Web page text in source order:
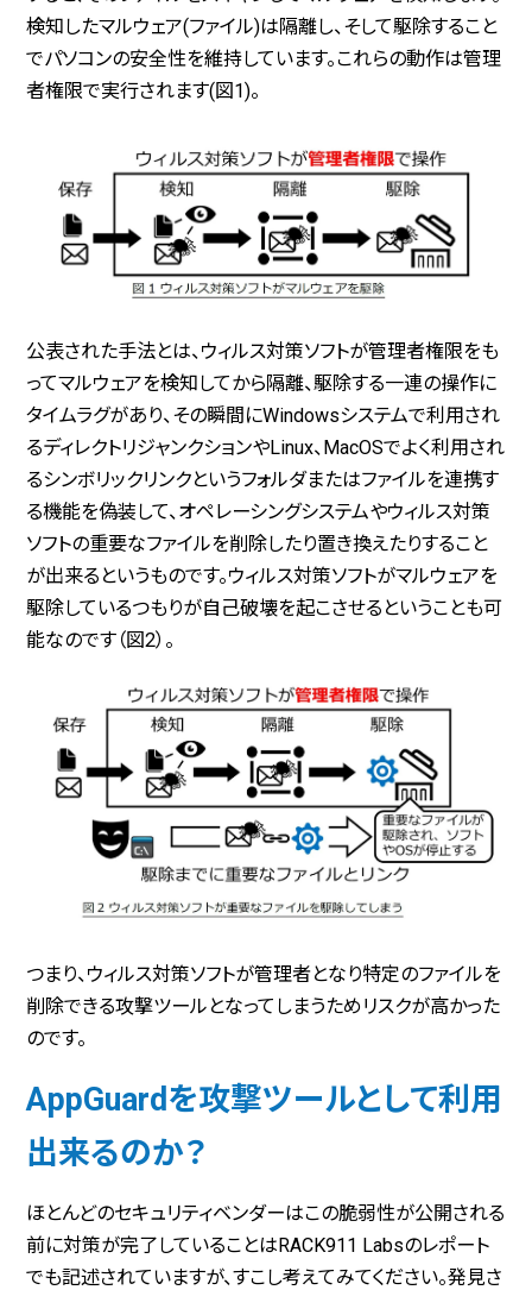
検知したマルウェア(ファイル)は隔離し、そして駆除すること
でパソコンの安全性を維持しています。これらの動作は管理
者権限で実行されます(図1)。
公表された手法とは、ウィルス対策ソフトが管理者権限をも
ってマルウェアを検知してから隔離、駆除する一連の操作に
タイムラグがあり、その瞬間にWindowsシステムで利用され
るディレクトリジャンクションやLinux、MacOSでよく利用され
るシンボリックリンクというフォルダまたはファイルを連携す
る機能を偽装して、オペレーシングシステムやウィルス対策
ソフトの重要なファイルを削除したり置き換えたりすること
が出来るというものです。ウィルス対策ソフトがマルウェアを
駆除しているつもりが自己破壊を起こさせるということも可
能なのです（図2）。
つまり、ウィルス対策ソフトが管理者となり特定のファイルを
削除できる攻撃ツールとなってしまうためリスクが高かった
のです。
AppGuardを攻撃ツールとして利用
出来るのか？
ほとんどのセキュリティベンダーはこの脆弱性が公開される
前に対策が完了していることはRACK911 Labsのレポート
でも記述されていますが、すこし考えてみてください。発見さ